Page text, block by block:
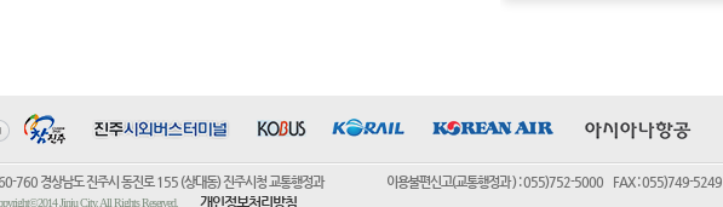
760 경상남도 진주시 동진로 155 (상대동) 진주시청 교통행정과 이용불편신고(교통행정과 ) : 055)752-5000 FAX : 055)749-5249
Jinju City. All Rights Reserved. 개인정보처리방침